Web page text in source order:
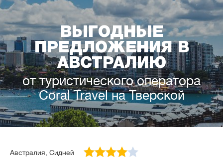
ВЫГОДНЫЕ
ПРЕДЛОЖЕНИЯ В
АВСТРАЛИЮ
от туристического оператора
Coral Travel на Тверской
Австралия, Сидней